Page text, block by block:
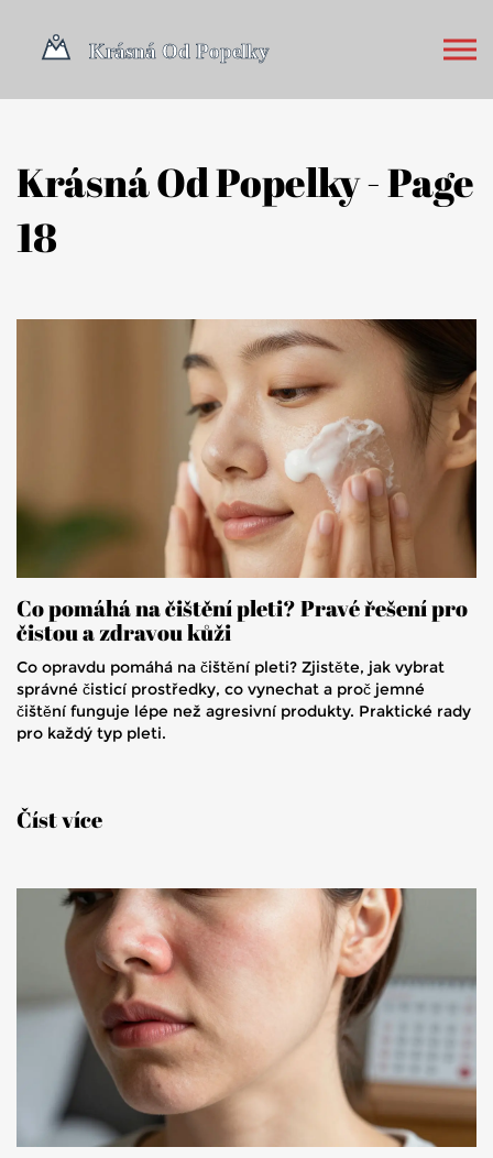
Krásná Od Popelky - Page
18
Co pomáhá na čištění pleti? Pravé řešení pro
čistou a zdravou kůži
Co opravdu pomáhá na čištění pleti? Zjistěte, jak vybrat
správné čisticí prostředky, co vynechat a proč jemné
čištění funguje lépe než agresivní produkty. Praktické rady
pro každý typ pleti.
Číst více